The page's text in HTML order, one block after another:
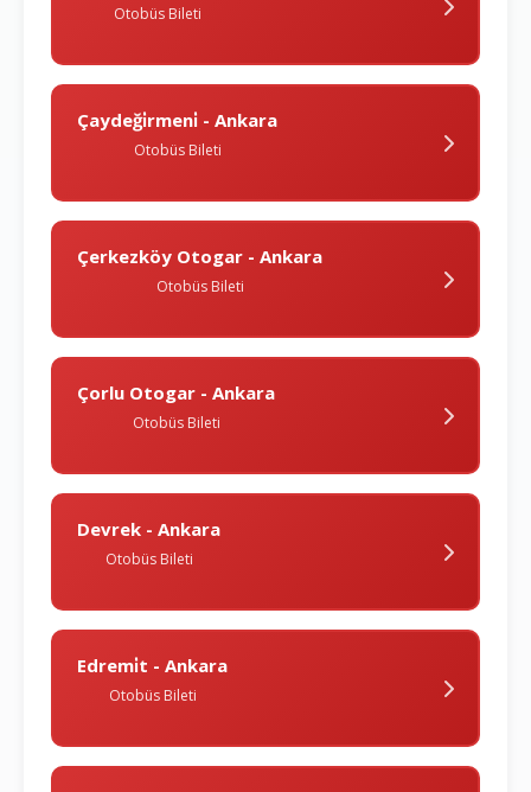
Otobüs Bileti
Çaydeği̇rmeni̇ - Ankara
Otobüs Bileti
Çerkezköy Otogar - Ankara
Otobüs Bileti
Çorlu Otogar - Ankara
Otobüs Bileti
Devrek - Ankara
Otobüs Bileti
Edremi̇t - Ankara
Otobüs Bileti